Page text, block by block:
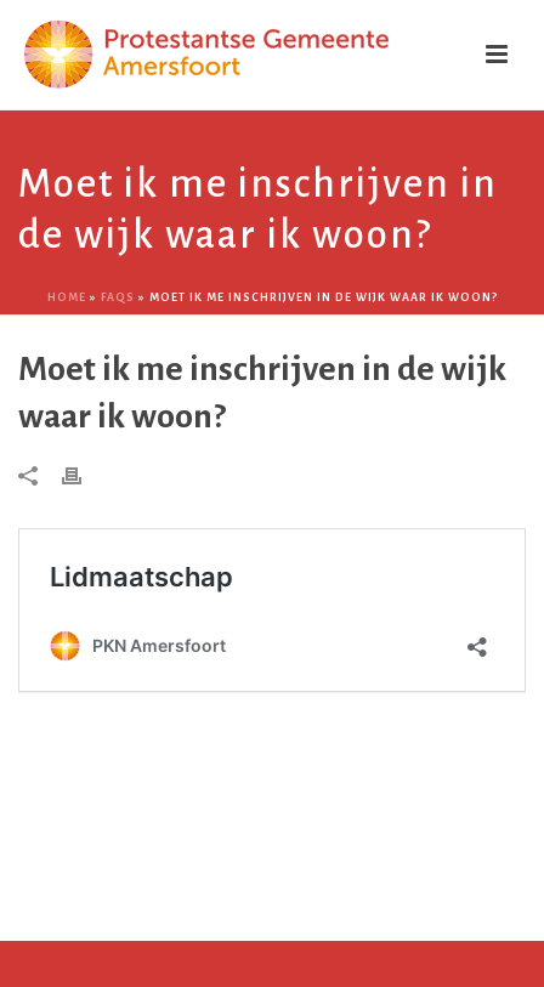
Moet ik me inschrijven in
de wijk waar ik woon?
HOME » FAQS » MOET IK ME INSCHRIJVEN IN DE WIJK WAAR IK WOON?
Moet ik me inschrijven in de wijk
waar ik woon?